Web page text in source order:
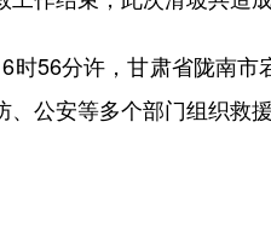
56分许，甘肃省陇南市
、公安等多个部门组织救